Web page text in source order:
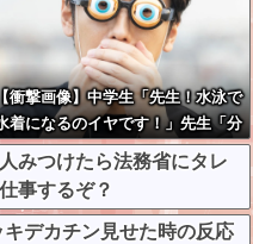
衝撃画像】中学生「先生！水泳で
着になるのイヤです！」先生「分
った」→結果まさかの『こう』な
ってしまうw w w w w w w
みつけたら法務省にタレ
事するぞ？
キデカチン見せた時の反応